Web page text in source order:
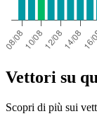
Vettori su
Scopri di più sui